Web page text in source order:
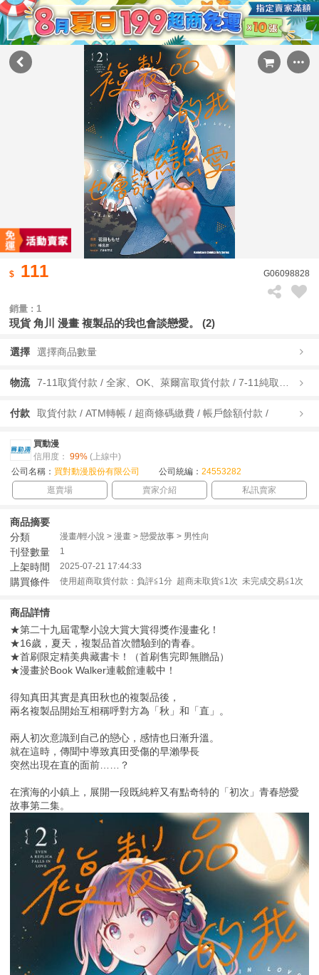
111 G06098828
銷量 : 1
現貨 角川 漫畫 複製品的我也會談戀愛。 (2)
選擇 選擇商品數量
物流
付款 取貨付款 / ATM轉帳 / 超商條碼繳費 / 帳戶餘額付款 /
買動漫
信用度： 99% (上線中)
公司名稱： 買對動漫股份有限公司 公司統編： 24553282
逛賣場
賣家介紹 私訊賣家
商品摘要
分類
漫畫/輕小說 > 漫畫 > 戀愛故事 > 男性向
刊登數量 1
上架時間 2025-07-21 17:44:33
購買條件 使用超商取貨付款：負評≦1分 超商未取貨≦1次 未完成交易≦1次
商品詳情
★第二十九屆電擊小說大賞大賞得獎作漫畫化！
★16歲，夏天，複製品首次體驗到的青春。
★首刷限定精美典藏書卡！（首刷售完即無贈品）
★漫畫於Book Walker連載館連載中！
得知真田其實是真田秋也的複製品後，
兩名複製品開始互相稱呼對方為「秋」和「直」。
兩人初次意識到自己的戀心，感情也日漸升溫。
就在這時，傳聞中導致真田受傷的早瀨學長
突然出現在直的面前……？
在濱海的小鎮上，展開一段既純粹又有點奇特的「初次」青春戀愛
故事第二集。